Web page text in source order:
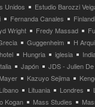
Unidos Estudio Barozzi
Fernanda Canales
Wright Fredy Massad
Guggenheim H
hotel Hungria iglesia
Japón JDS - Julien
Kazuyo Sejima
Líbano Lituania Londres
Kogan Mass Studies